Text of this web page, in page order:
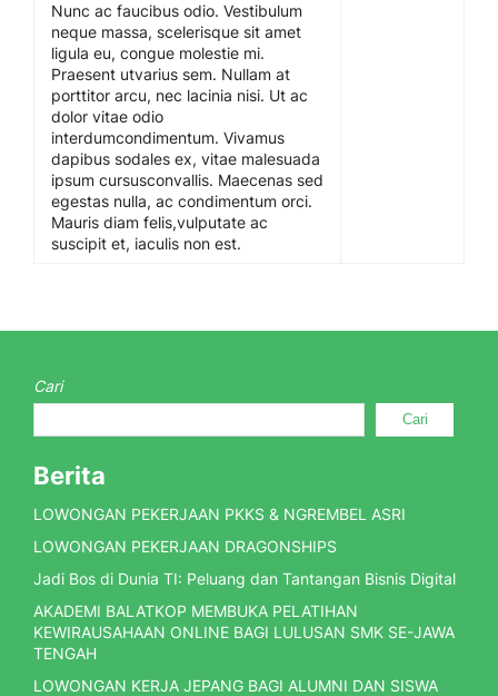
Nunc ac faucibus odio. Vestibulum
neque massa, scelerisque sit amet
ligula eu, congue molestie mi.
Praesent utvarius sem. Nullam at
porttitor arcu, nec lacinia nisi. Ut ac
dolor vitae odio
interdumcondimentum. Vivamus
dapibus sodales ex, vitae malesuada
ipsum cursusconvallis. Maecenas sed
egestas nulla, ac condimentum orci.
Mauris diam felis,vulputate ac
suscipit et, iaculis non est.
Cari
Cari
Berita
LOWONGAN PEKERJAAN PKKS & NGREMBEL ASRI
LOWONGAN PEKERJAAN DRAGONSHIPS
Jadi Bos di Dunia TI: Peluang dan Tantangan Bisnis Digital
AKADEMI BALATKOP MEMBUKA PELATIHAN
KEWIRAUSAHAAN ONLINE BAGI LULUSAN SMK SE-JAWA
TENGAH
LOWONGAN KERJA JEPANG BAGI ALUMNI DAN SISWA